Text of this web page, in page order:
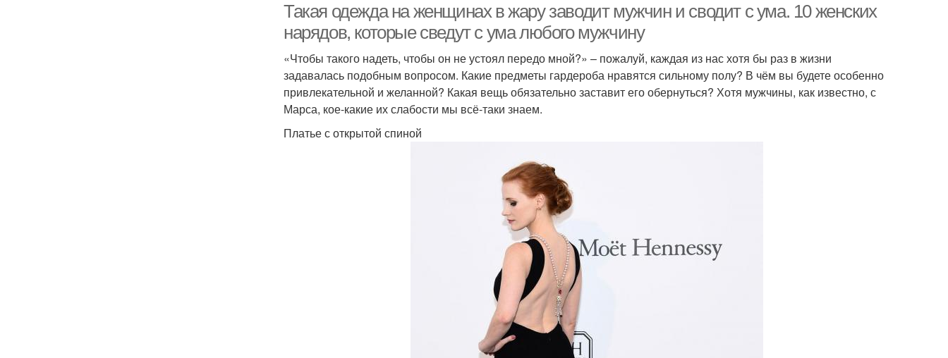
Такая одежда на женщинах в жару заводит мужчин и сводит с ума. 10 женских
нарядов, которые сведут с ума любого мужчину
«Чтобы такого надеть, чтобы он не устоял передо мной?» – пожалуй, каждая из нас хотя бы раз в жизни
задавалась подобным вопросом. Какие предметы гардероба нравятся сильному полу? В чём вы будете особенно
привлекательной и желанной? Какая вещь обязательно заставит его обернуться? Хотя мужчины, как известно, с
Марса, кое-какие их слабости мы всё-таки знаем.
Платье с открытой спиной